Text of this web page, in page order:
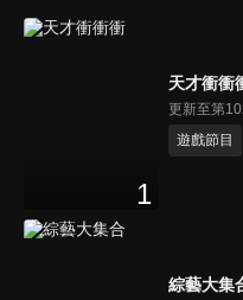
1
天才衝衝
更新至第
遊戲節目
綜藝大集